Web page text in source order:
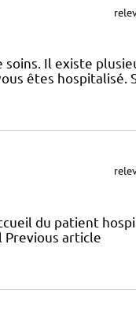
Il existe
êtes hospitalisé.
du patient
Previous article